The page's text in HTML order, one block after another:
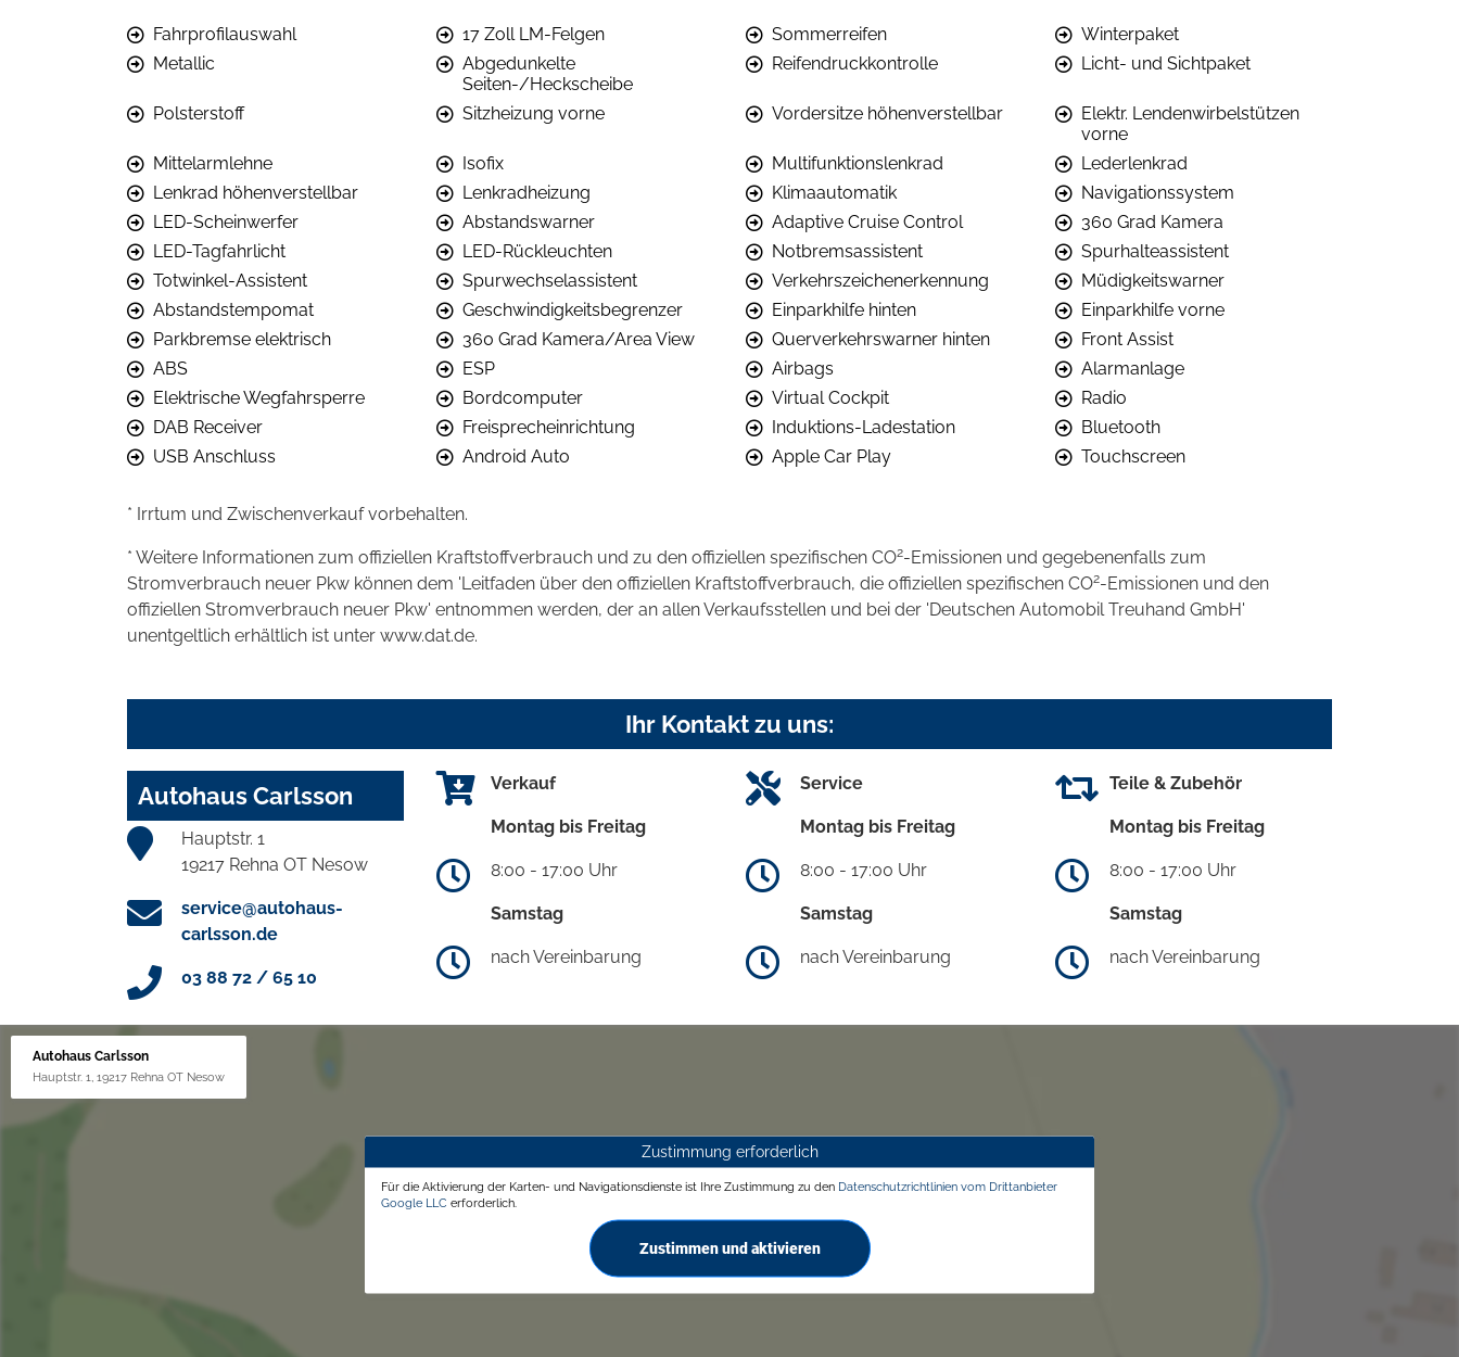
Fahrprofilauswahl 17 Zoll LM-Felgen Sommerreifen
Winterpaket
Metallic
Abgedunkelte
Seiten-/Heckscheibe
Reifendruckkontrolle Licht- und Sichtpaket
Polsterstoff Sitzheizung vorne Vordersitze höhenverstellbar
Elektr. Lendenwirbelstützen
vorne
Mittelarmlehne
Isofix Multifunktionslenkrad
Lederlenkrad
Lenkrad höhenverstellbar
Lenkradheizung Klimaautomatik
Navigationssystem
LED-Scheinwerfer
Abstandswarner Adaptive Cruise Control
360 Grad Kamera
LED-Tagfahrlicht
LED-Rückleuchten Notbremsassistent
Spurhalteassistent
Totwinkel-Assistent
Spurwechselassistent Verkehrszeichenerkennung
Müdigkeitswarner
Abstandstempomat
Geschwindigkeitsbegrenzer Einparkhilfe hinten
Einparkhilfe vorne
Parkbremse elektrisch
360 Grad Kamera/Area View Querverkehrswarner hinten
Front Assist
ABS
ESP Airbags
Alarmanlage
Elektrische Wegfahrsperre
Bordcomputer Virtual Cockpit
Radio
DAB Receiver
Freisprecheinrichtung Induktions-Ladestation
Bluetooth
USB Anschluss
Android Auto Apple Car Play Touchscreen
* Irrtum und Zwischenverkauf vorbehalten.
* Weitere Informationen zum offiziellen Kraftstoffverbrauch und zu den offiziellen spezifischen CO2-Emissionen und gegebenenfalls zum
Stromverbrauch neuer Pkw können dem 'Leitfaden über den offiziellen Kraftstoffverbrauch, die offiziellen spezifischen CO2-Emissionen und den
offiziellen Stromverbrauch neuer Pkw' entnommen werden, der an allen Verkaufsstellen und bei der 'Deutschen Automobil Treuhand GmbH'
unentgeltlich erhältlich ist unter www.dat.de.
Ihr Kontakt zu uns:
Autohaus Carlsson
Hauptstr. 1
19217 Rehna OT Nesow
service@autohaus-
carlsson.de
03 88 72 / 65 10
Verkauf
Montag bis Freitag
8:00 - 17:00 Uhr
Samstag
nach Vereinbarung
Service
Montag bis Freitag
8:00 - 17:00 Uhr
Samstag
nach Vereinbarung
Teile & Zubehör
Montag bis Freitag
8:00 - 17:00 Uhr
Samstag
nach Vereinbarung
Autohaus Carlsson
Hauptstr. 1, 19217 Rehna OT Nesow
Zustimmung erforderlich
Für die Aktivierung der Karten- und Navigationsdienste ist Ihre Zustimmung zu den Datenschutzrichtlinien vom Drittanbieter
Google LLC erforderlich.
Zustimmen und aktivieren